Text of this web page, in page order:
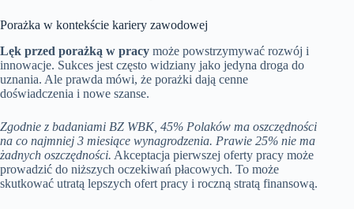
Porażka w kontekście kariery zawodowej
Lęk przed porażką w pracy może powstrzymywać rozwój i
innowacje. Sukces jest często widziany jako jedyna droga do
uznania. Ale prawda mówi, że porażki dają cenne
doświadczenia i nowe szanse.
Zgodnie z badaniami BZ WBK, 45% Polaków ma oszczędności
na co najmniej 3 miesiące wynagrodzenia. Prawie 25% nie ma
żadnych oszczędności. Akceptacja pierwszej oferty pracy może
prowadzić do niższych oczekiwań płacowych. To może
skutkować utratą lepszych ofert pracy i roczną stratą finansową.